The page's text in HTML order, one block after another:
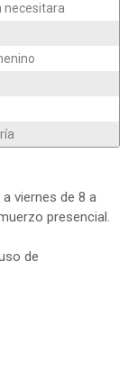
necesitara
viernes de 8 a
presencial.
de